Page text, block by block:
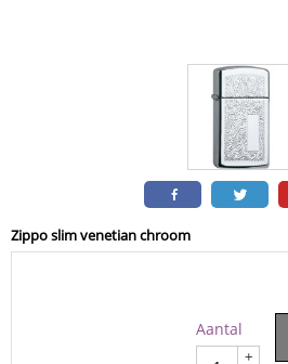
Zippo slim venetian chroom
Aantal
+